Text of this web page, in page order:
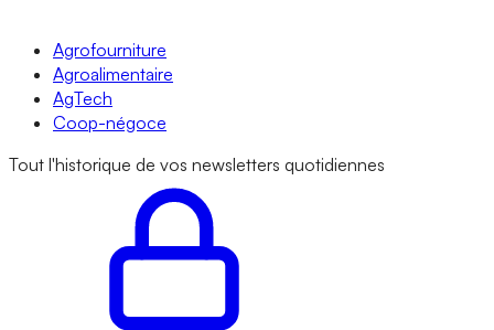
Agrofourniture
Agroalimentaire
AgTech
Coop-négoce
Tout l'historique de vos newsletters quotidiennes